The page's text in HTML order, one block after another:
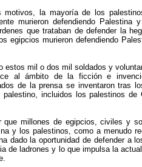
motivos, la mayoría de los
murieron defendiendo
que trataban de defender la
egipcios murieron defendiendo
estos mil o dos mil soldados y
al ámbito de la ficción e
de la prensa se inventaron tras
palestino, incluidos los palestinos
que millones de egipcios, civiles y
y los palestinos, como a menudo
dado la oportunidad de defender a
de ladrones y lo que impulsa la